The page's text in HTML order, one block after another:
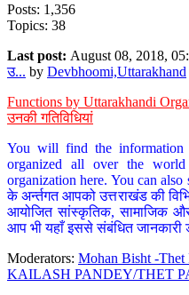
Posts: 1,356
Topics: 38
Last post: August 08, 2018,
उ... by Devbhoomi,Uttarakhand
Functions by Uttarakhandi
उनकी गतिविधियां
You will find the information
organized all over the
organization here. You can also
के अर्न्तगत आपको उत्तराखंड की
आयोजित सांस्कृतिक, सामाजिक और
आप भी यहाँ इससे संबंधित
Moderators: Mohan Bisht -Thet
KAILASH PANDEY/THET